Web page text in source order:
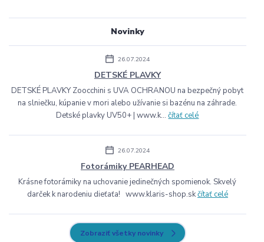
Novinky
26.07.2024
DETSKÉ PLAVKY
DETSKÉ PLAVKY Zoocchini s UVA OCHRANOU na bezpečný pobyt
na slniečku, kúpanie v mori alebo užívanie si bazénu na záhrade.
Detské plavky UV50+ | www.k...čítať celé
26.07.2024
Fotorámiky PEARHEAD
Krásne fotorámiky na uchovanie jedinečných spomienok. Skvelý
darček k narodeniu dieťaťa! www.klaris-shop.skčítať celé
Zobraziť všetky novinky